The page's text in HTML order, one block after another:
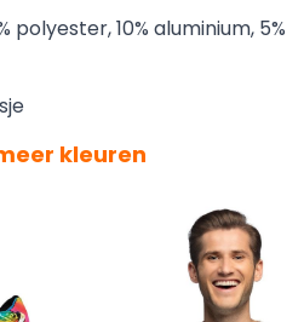
polyester, 10% aluminium, 5%
kleuren